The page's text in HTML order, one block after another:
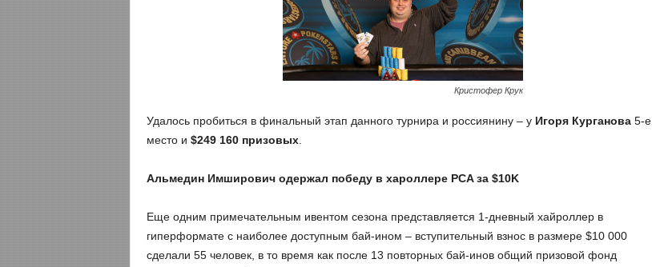
Кристофер Крук
Удалось пробиться в финальный этап данного турнира и россиянину – у Игоря Курганова5-е
место и $249 160 призовых.
Альмедин Имширович одержал победу в хароллере PCA за $10K
Еще одним примечательным ивентом сезона представляется 1-дневный хайроллер в
гиперформате с наиболее доступным бай-ином – вступительный взнос в размере $10 000
сделали 55 человек, в то время как после 13 повторных бай-инов общий призовой фонд